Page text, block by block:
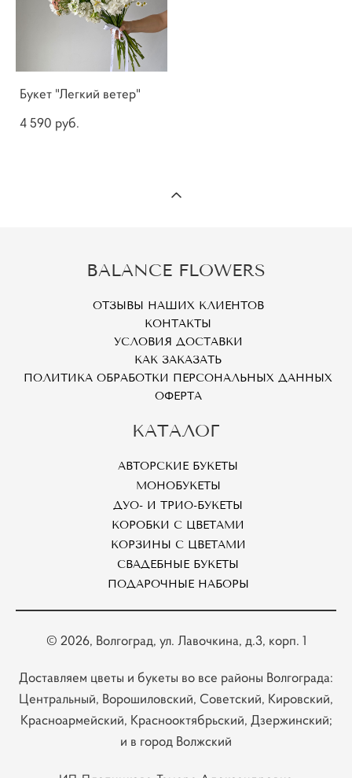
Букет "Легкий ветер"
4 590 pуб.
BALANCE FLOWERS
ОТЗЫВЫ НАШИХ КЛИЕНТОВ
КОНТАКТЫ
УСЛОВИЯ ДОСТАВКИ
КАК ЗАКАЗАТЬ
ПОЛИТИКА ОБРАБОТКИ ПЕРСОНАЛЬНЫХ ДАННЫХ
ОФЕРТА
КАТАЛОГ
АВТОРСКИЕ БУКЕТЫ
МОНОБУКЕТЫ
ДУО- И ТРИО-БУКЕТЫ
КОРОБКИ С ЦВЕТАМИ
КОРЗИНЫ С ЦВЕТАМИ
СВАДЕБНЫЕ БУКЕТЫ
ПОДАРОЧНЫЕ НАБОРЫ
© 2026, Волгоград, ул. Лавочкина, д.3, корп. 1
Доставляем цветы и букеты во все районы Волгограда:
Центральный, Ворошиловский, Советский, Кировский,
Красноармейский, Краснооктябрьский, Дзержинский;
и в город Волжский